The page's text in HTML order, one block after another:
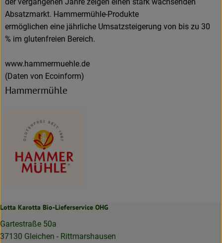
Absatzmarkt. Hammermühle-Produkte
ermöglichen eine jährliche Umsatzsteigerung von bis zu 30
% im glutenfreien Bereich.
www.hammermuehle.de
(Daten von Ecoinform)
Hammermühle
Lotta Karotta Bio-Lieferservice OHG
Gartestraße 50a
37130 Gleichen - Rittmarshausen